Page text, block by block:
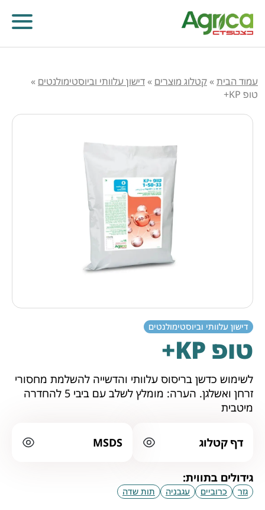
קוטלי עשבים
קוטלי מחלות
קוטלי חרקים
מווסתי צמיחה
דישון עלוותי וביוסטימולנטים
עמוד הבית»קטלוג מוצרים »דישון עלוותי וביוסטימולנטים »
טופ KP+
דישון עלוותי וביוסטימולנטים
טופ KP+
לשימוש כדשן בריסוס עלוותי והדשייה להשלמת מחסורי
זרחן ואשלגן. הערה: מומלץ לשלב עם ביבי 5 להחדרה
מיטבית
דף קטלוג MSDS
גידולים בתווית:
גזר כרוביים עגבניה תות שדה